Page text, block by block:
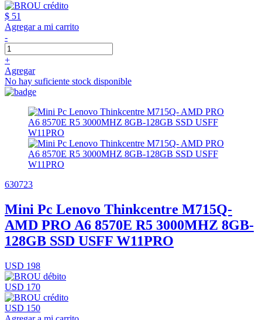
$ 51
Agregar a mi carrito
-
+
Agregar
No hay suficiente stock disponible
630723
Mini Pc Lenovo Thinkcentre M715Q-
AMD PRO A6 8570E R5 3000MHZ 8GB-
128GB SSD USFF W11PRO
USD 198
USD 170
USD 150